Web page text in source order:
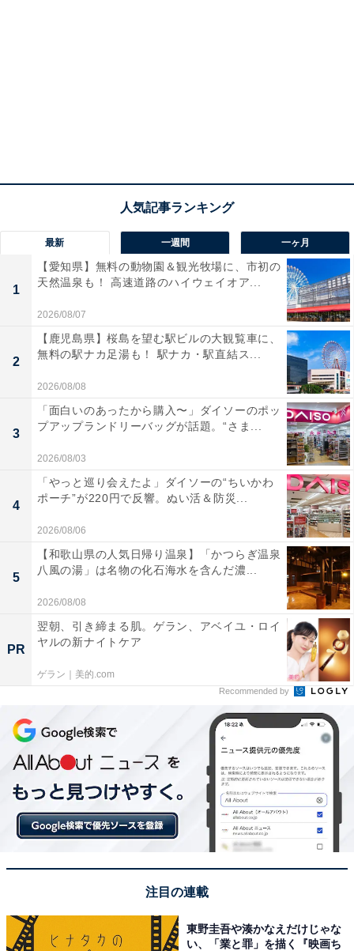
最新 一週間 一ヶ月
1
【愛知県】無料の動物園＆観光牧場に、市初の
天然温泉も！ 高速道路のハイウェイオア...
2026/08/07
2
【鹿児島県】桜島を望む駅ビルの大観覧車に、
無料の駅ナカ足湯も！ 駅ナカ・駅直結ス...
2026/08/08
3
「面白いのあったから購入〜」ダイソーのポッ
プアップランドリーバッグが話題。“さま...
2026/08/03
4
「やっと巡り会えたよ」ダイソーの“ちいかわ
ポーチ”が220円で反響。ぬい活＆防災...
2026/08/06
5
【和歌山県の人気日帰り温泉】「かつらぎ温泉
八風の湯」は名物の化石海水を含んだ濃...
2026/08/08
PR
翌朝、引き締まる肌。ゲラン、アベイユ・ロイ
ヤルの新ナイトケア
ゲラン｜美的.com
Recommended by
注目の連載
東野圭吾や湊かなえだけじゃな
い、「業と罪」を描く『映画ち